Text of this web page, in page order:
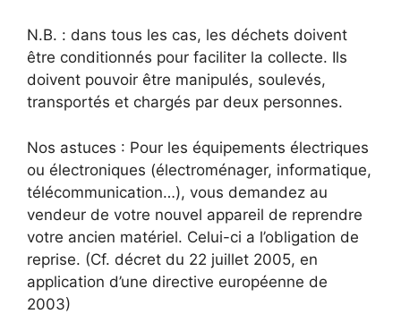
N.B. : dans tous les cas, les déchets doivent
être conditionnés pour faciliter la collecte. Ils
doivent pouvoir être manipulés, soulevés,
transportés et chargés par deux personnes.
Nos astuces : Pour les équipements électriques
ou électroniques (électroménager, informatique,
télécommunication…), vous demandez au
vendeur de votre nouvel appareil de reprendre
votre ancien matériel. Celui-ci a l’obligation de
reprise. (Cf. décret du 22 juillet 2005, en
application d’une directive européenne de
2003)